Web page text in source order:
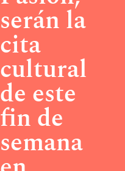
serán la
cita
cultural
de este
fin de
semana